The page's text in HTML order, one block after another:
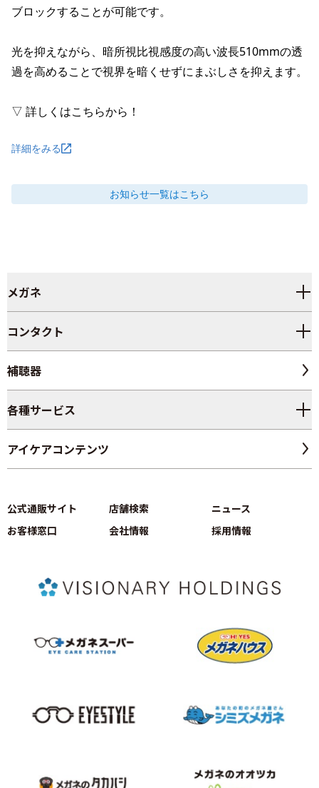
ブロックすることが可能です。
光を抑えながら、暗所視比視感度の高い波長510mmの透
過を高めることで視界を暗くせずにまぶしさを抑えます。
▽ 詳しくはこちらから！
詳細をみる
お知らせ一覧はこちら
メガネ
コンタクト
補聴器
各種サービス
アイケアコンテンツ
公式通販サイト 店舗検索
ニュース
お客様窓口
会社情報 採用情報